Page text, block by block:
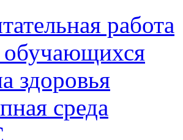
работа
обучающихся
здоровья
среда